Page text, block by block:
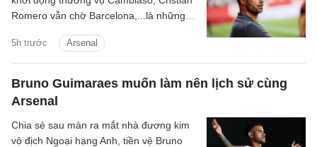
5h trước Arsenal
Romero vẫn chờ Barcelona,...là những
bóng đá sáng 9/8.
Bruno Guimaraes muốn làm nên lịch sử cùng
Arsenal
Chia sẻ sau màn ra mắt nhà đương kim
vô địch Ngoại hạng Anh, tiền vệ Bruno